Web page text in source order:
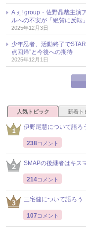
Aぇ! group・佐野晶哉主演
ルへの不安が「絶賛に反転
2025年12月3日
少年忍者、活動終了で
点回帰”と今後への期待
2025年12月1日
人気トピック 新着ト
伊野尾慧について語ろ
238コメント
SMAPの後継者はキス
214コメント
三宅健について語ろう
107コメント